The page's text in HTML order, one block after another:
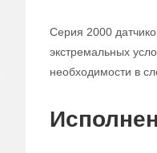
Серия 2000
экстремальных
необходимости в